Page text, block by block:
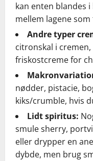
kan enten blandes
mellem lagene
Andre typer
citronskal i
friskostcreme for
nødder, pistacie,
kiks/crumble, hvis
Lidt spiritus:
smule sherry,
eller drypper en
dybde, men brug